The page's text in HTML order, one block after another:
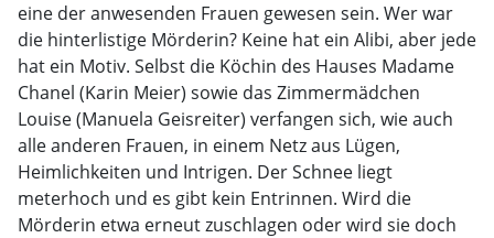
eine der anwesenden Frauen gewesen sein. Wer war
die hinterlistige Mörderin? Keine hat ein Alibi, aber jede
hat ein Motiv. Selbst die Köchin des Hauses Madame
Chanel (Karin Meier) sowie das Zimmermädchen
Louise (Manuela Geisreiter) verfangen sich, wie auch
alle anderen Frauen, in einem Netz aus Lügen,
Heimlichkeiten und Intrigen. Der Schnee liegt
meterhoch und es gibt kein Entrinnen. Wird die
Mörderin etwa erneut zuschlagen oder wird sie doch